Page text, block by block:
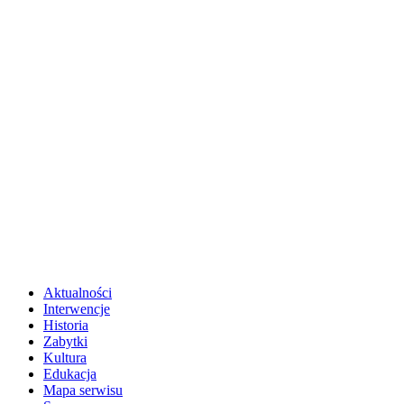
Aktualności
Interwencje
Historia
Zabytki
Kultura
Edukacja
Mapa serwisu